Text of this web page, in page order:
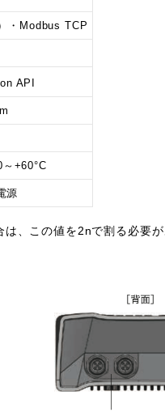
・Modbus TCP
API
+60°C
源
、この値を2nで割る必要